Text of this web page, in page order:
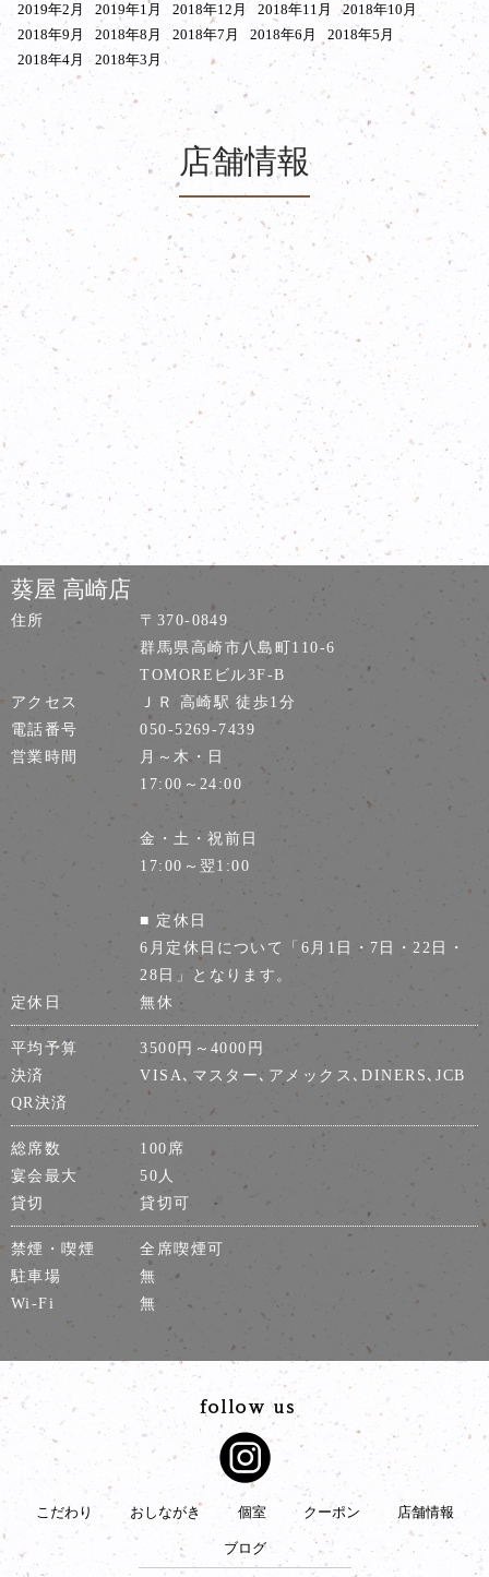
2019年2月
2019年1月 2018年12月 2018年11月
2018年10月
2018年9月
2018年8月 2018年7月 2018年6月
2018年5月
2018年4月
2018年3月
店舗情報
葵屋 高崎店
住所
〒370-0849
群馬県高崎市八島町110-6
TOMOREビル3F-B
アクセス
ＪＲ 高崎駅 徒歩1分
電話番号
050-5269-7439
営業時間
月～木・日
17:00～24:00
金・土・祝前日
17:00～翌1:00
■ 定休日
6月定休日について「6月1日・7日・22日・
28日」となります。
定休日
無休
平均予算
3500円～4000円
決済
VISA､マスター､アメックス､DINERS､JCB
QR決済
総席数
100席
宴会最大
50人
貸切
貸切可
禁煙・喫煙
全席喫煙可
駐車場
無
Wi-Fi
無
こだわり おしながき 個室 クーポン 店舗情報
ブログ